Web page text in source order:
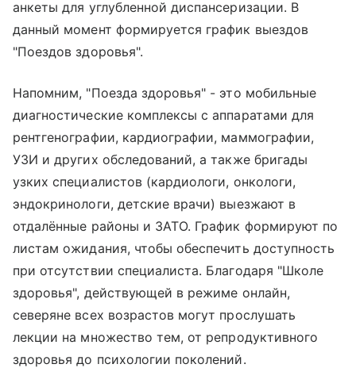
анкеты для углубленной диспансеризации. В
данный момент формируется график выездов
"Поездов здоровья".
Напомним, "Поезда здоровья" - это мобильные
диагностические комплексы с аппаратами для
рентгенографии, кардиографии, маммографии,
УЗИ и других обследований, а также бригады
узких специалистов (кардиологи, онкологи,
эндокринологи, детские врачи) выезжают в
отдалённые районы и ЗАТО. График формируют по
листам ожидания, чтобы обеспечить доступность
при отсутствии специалиста. Благодаря "Школе
здоровья", действующей в режиме онлайн,
северяне всех возрастов могут прослушать
лекции на множество тем, от репродуктивного
здоровья до психологии поколений.